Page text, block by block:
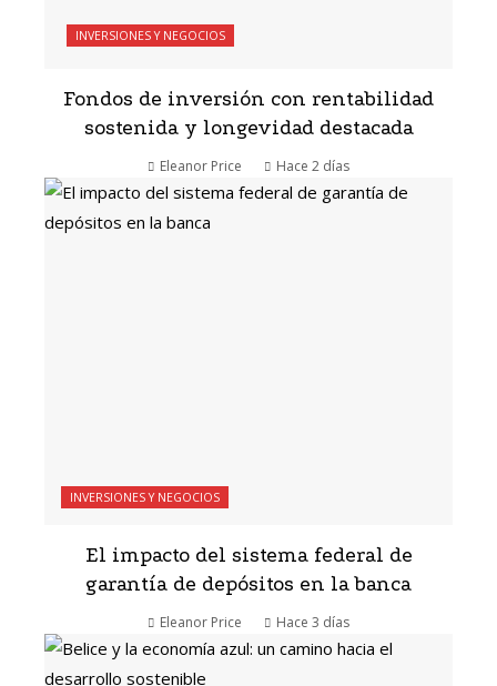
INVERSIONES Y NEGOCIOS
Fondos de inversión con rentabilidad
sostenida y longevidad destacada
Eleanor Price Hace 2 días
INVERSIONES Y NEGOCIOS
El impacto del sistema federal de
garantía de depósitos en la banca
Eleanor Price Hace 3 días